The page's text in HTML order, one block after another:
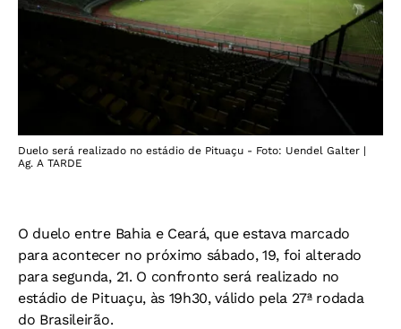
Duelo será realizado no estádio de Pituaçu - Foto: Uendel Galter |
Ag. A TARDE
O duelo entre Bahia e Ceará, que estava marcado
para acontecer no próximo sábado, 19, foi alterado
para segunda, 21. O confronto será realizado no
estádio de Pituaçu, às 19h30, válido pela 27ª rodada
do Brasileirão.